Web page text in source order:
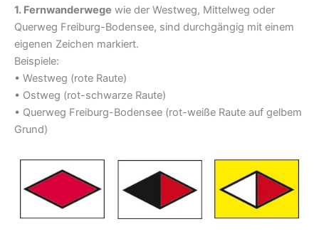
1. Fernwanderwege wie der Westweg, Mittelweg oder
Querweg Freiburg-Bodensee, sind durchgängig mit einem
eigenen Zeichen markiert.
Beispiele:
• Westweg (rote Raute)
• Ostweg (rot-schwarze Raute)
• Querweg Freiburg-Bodensee (rot-weiße Raute auf gelbem
Grund)